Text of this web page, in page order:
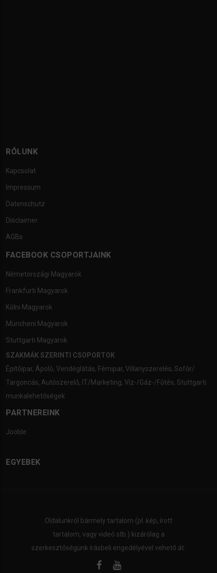
RÓLUNK
Kapcsolat
Impressum
Datenschutz
Disclaimer
AGBs
FACEBOOK CSOPORTJAINK
Németországi Magyarok
Frankfurti Magyarok
Kölni Magyarok
Müncheni Magyarok
Stuttgarti Magyarok
SZAKMÁK SZERINTI CSOPORTOK
Építőipar, Ápoló, Vendéglátás, Fémipar, Villanyszerelés, Sofőr/
Targoncás, Autószerelő, IT/Marketing, Víz-/Gáz-/Fűtés, Stuttgarti
munkalehetőségek
PARTNEREINK
Jooble
EGYEBEK
Oldalunkról bármely tartalom (pl. kép, írott
tartalom, vagy videó stb.) kizárólag a
szerkesztőségünk írásbeli engedélyével vehető át.